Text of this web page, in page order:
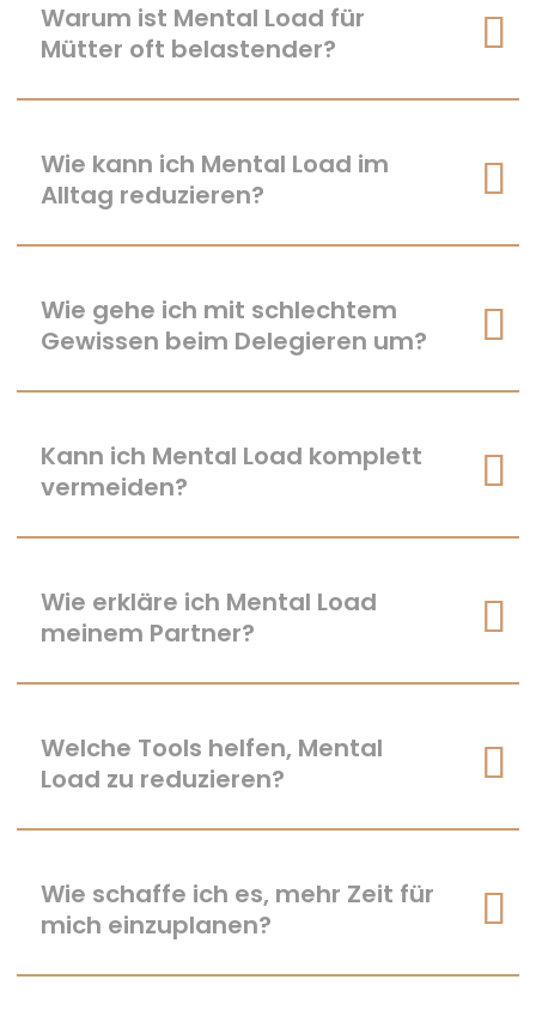
Warum ist Mental Load für
Mütter oft belastender?
Wie kann ich Mental Load im
Alltag reduzieren?
Wie gehe ich mit schlechtem
Gewissen beim Delegieren um?
Kann ich Mental Load komplett
vermeiden?
Wie erkläre ich Mental Load
meinem Partner?
Welche Tools helfen, Mental
Load zu reduzieren?
Wie schaffe ich es, mehr Zeit für
mich einzuplanen?